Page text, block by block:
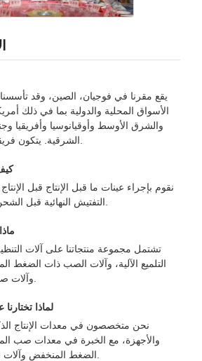
الأسواق المحلية والدولية بما في ذلك
والشرق الأوسط وأوقيانوسيا وأفريقيا
نقوم بإجراء عينات ما قبل الإنتاج قبل
تشتمل مجموعة منتجاتنا على آلات
التلميع الآلية، وآلات الصب ذات الضغط
لماذا
نحن متخصصون في معدات الإنتاج
والأجهزة، مع الخبرة في معدات صب